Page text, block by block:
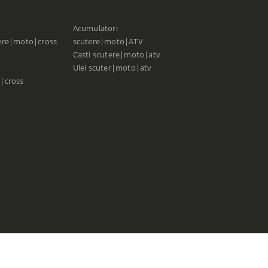
Acumulatori
scutere|moto|ATV
Casti scutere|moto|atv
Ulei scuter|moto|atv